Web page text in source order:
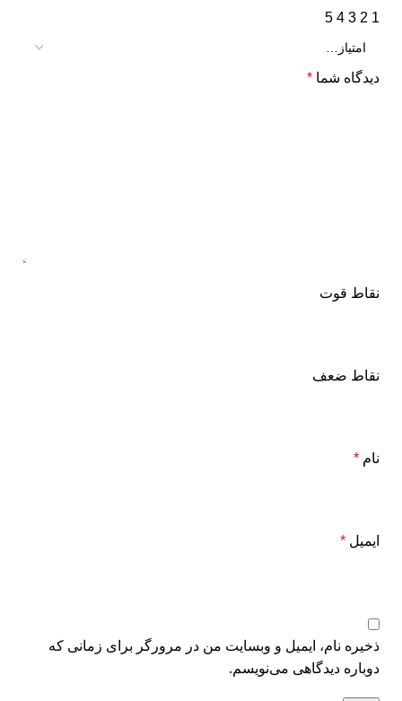
1
2
3
4
5
دیدگاه شما *
نقاط قوت
نقاط ضعف
نام *
ایمیل *
ذخیره نام، ایمیل و وبسایت من در مرورگر برای زمانی که
دوباره دیدگاهی می‌نویسم.